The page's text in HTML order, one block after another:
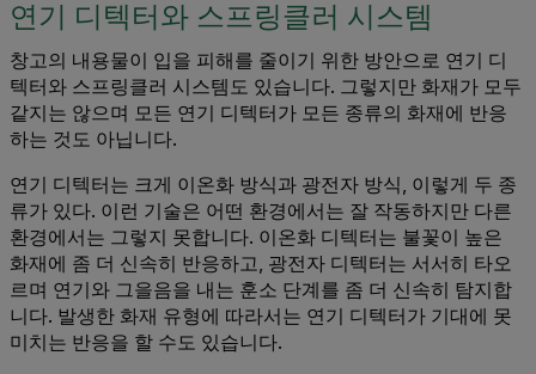
연기 디텍터와 스프링클러 시스템
창고의 내용물이 입을 피해를 줄이기 위한 방안으로 연기 디
텍터와 스프링클러 시스템도 있습니다. 그렇지만 화재가 모두
같지는 않으며 모든 연기 디텍터가 모든 종류의 화재에 반응
하는 것도 아닙니다.
연기 디텍터는 크게 이온화 방식과 광전자 방식, 이렇게 두 종
류가 있다. 이런 기술은 어떤 환경에서는 잘 작동하지만 다른
환경에서는 그렇지 못합니다. 이온화 디텍터는 불꽃이 높은
화재에 좀 더 신속히 반응하고, 광전자 디텍터는 서서히 타오
르며 연기와 그을음을 내는 훈소 단계를 좀 더 신속히 탐지합
니다. 발생한 화재 유형에 따라서는 연기 디텍터가 기대에 못
미치는 반응을 할 수도 있습니다.